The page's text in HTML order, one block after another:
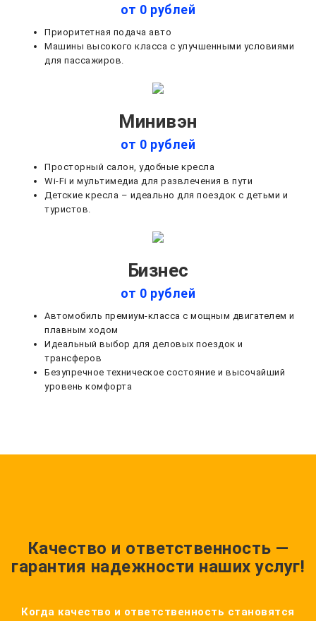
от 0 рублей
Приоритетная подача авто
Машины высокого класса с улучшенными условиями
для пассажиров.
Минивэн
от 0 рублей
Просторный салон, удобные кресла
Wi-Fi и мультимедиа для развлечения в пути
Детские кресла – идеально для поездок с детьми и
туристов.
Бизнес
от 0 рублей
Автомобиль премиум-класса с мощным двигателем и
плавным ходом
Идеальный выбор для деловых поездок и
трансферов
Безупречное техническое состояние и высочайший
уровень комфорта
Качество и ответственность —
гарантия надежности наших услуг!
Когда качество и ответственность становятся